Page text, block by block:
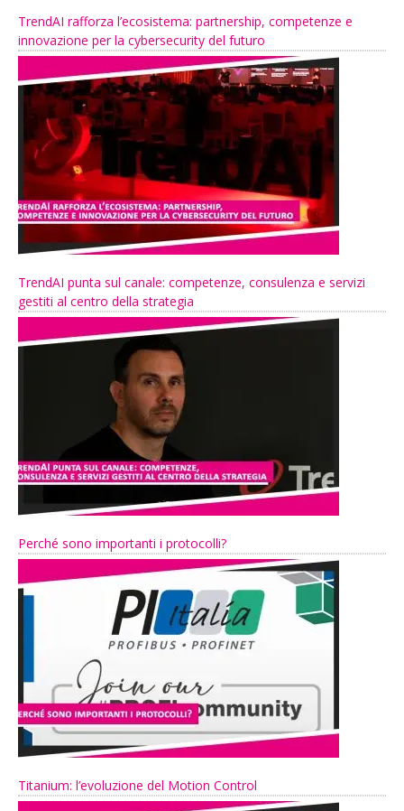
TrendAI rafforza l’ecosistema: partnership, competenze e
innovazione per la cybersecurity del futuro
TrendAI punta sul canale: competenze, consulenza e servizi
gestiti al centro della strategia
Perché sono importanti i protocolli?
Titanium: l’evoluzione del Motion Control